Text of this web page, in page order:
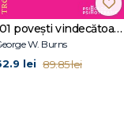
101 poveşti vindecătoare pentru adulţi. Folosirea metaforelor în terapie
W. Burns
lei 89.85 lei